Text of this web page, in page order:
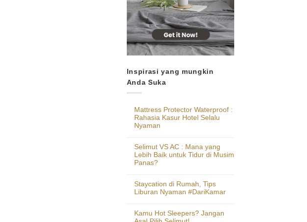
Inspirasi yang mungkin
Anda Suka
Mattress Protector Waterproof :
Rahasia Kasur Hotel Selalu
Nyaman
Selimut VS AC : Mana yang
Lebih Baik untuk Tidur di Musim
Panas?
Staycation di Rumah, Tips
Liburan Nyaman #DariKamar
Kamu Hot Sleepers? Jangan